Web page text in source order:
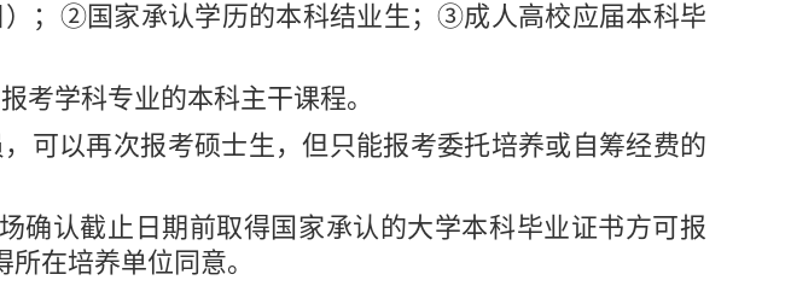
）；②国家承认学历的本科结业生；③成人高校应届本科毕
考学科专业的本科主干课程。
可以再次报考硕士生，但只能报考委托培养或自筹经费的
确认截止日期前取得国家承认的大学本科毕业证书方可报
在培养单位同意。